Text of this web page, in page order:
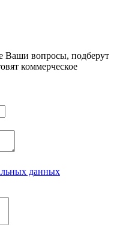
Ваши вопросы, подберут
коммерческое
данных